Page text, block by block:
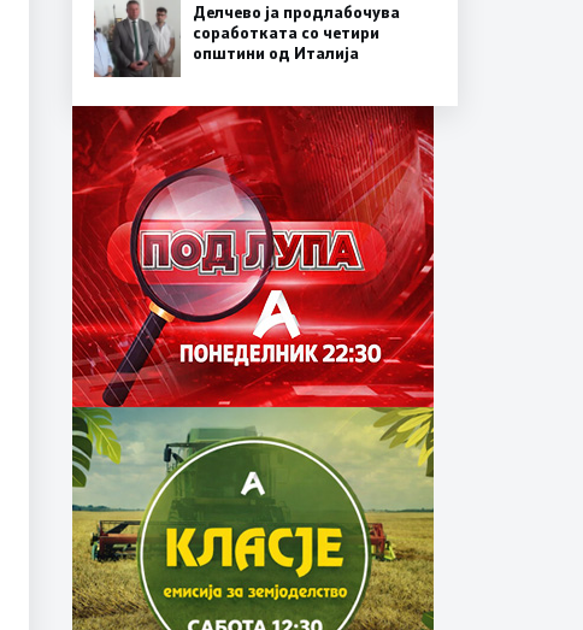
Делчево ја продлабочува
соработката со четири
општини од Италија